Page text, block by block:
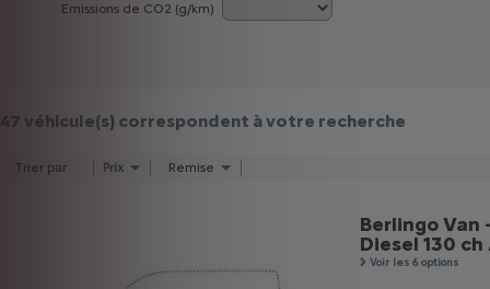
Emissions de CO2 (g/km)
47 véhicule(s) correspondent à votre recherche
Trier par Prix Remise
Berlingo Van
Diesel 130
Voir les 6 options